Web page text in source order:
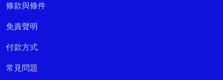
條款與條件
免責聲明
付款方式
常見問題